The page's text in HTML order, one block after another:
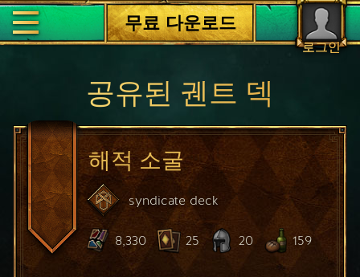
로그인
무료 다운로드
공유된 궨트 덱
해적 소굴
syndicate deck
8,330 25 20 159